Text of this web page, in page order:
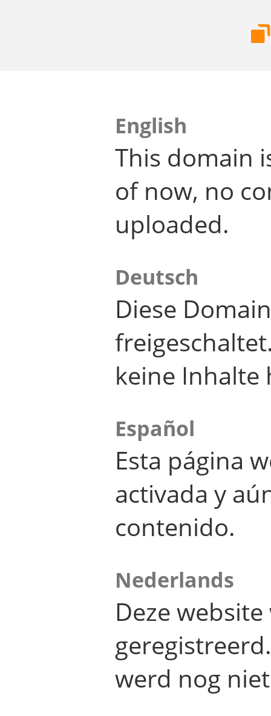
English
This domain
of now, no
uploaded.
Deutsch
Diese
keine Inhalte
Español
Esta página
activada y
contenido.
Nederlands
Deze
werd nog